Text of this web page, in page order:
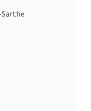
Sarthe